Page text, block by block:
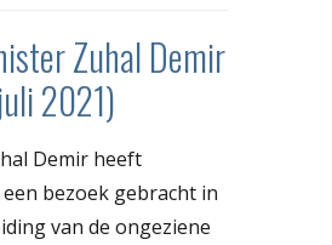
Zuhal Demir
2021)
Demir heeft
bezoek gebracht in
van de ongeziene